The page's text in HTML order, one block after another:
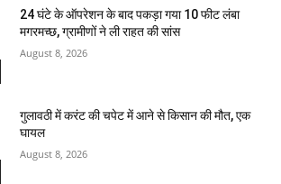
24 घंटे के ऑपरेशन के बाद पकड़ा गया 10 फीट लंबा
मगरमच्छ, ग्रामीणों ने ली राहत की सांस
August 8, 2026
गुलावठी में करंट की चपेट में आने से किसान की मौत, एक
घायल
August 8, 2026